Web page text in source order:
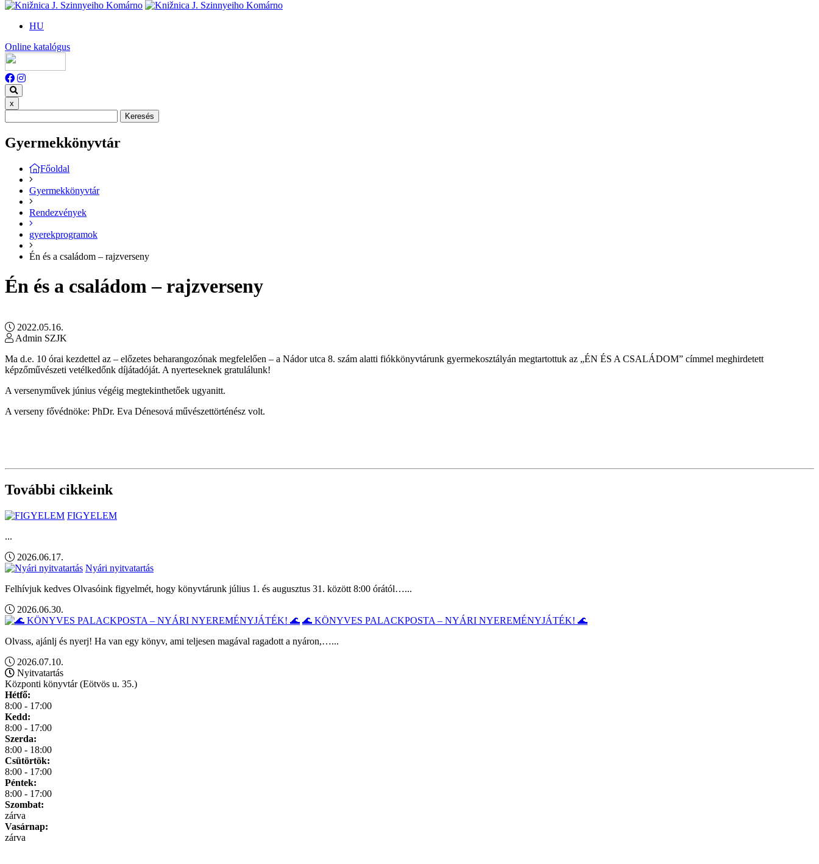
HU
Online katalógus
x
Keresés
Gyermekkönyvtár
Főoldal
Gyermekkönyvtár
Rendezvények
gyerekprogramok
Én és a családom – rajzverseny
Én és a családom – rajzverseny
2022.05.16.
Admin SZJK
Ma d.e. 10 órai kezdettel az – előzetes beharangozónak megfelelően – a Nádor utca 8. szám alatti fiókkönyvtárunk gyermekosztályán megtartottuk az „ÉN ÉS A CSALÁDOM” címmel meghirdetett
képzőművészeti vetélkedőnk díjátadóját. A nyerteseknek gratulálunk!
A versenyművek június végéig megtekinthetőek ugyanitt.
A verseny fővédnöke: PhDr. Eva Dénesová művészettörténész volt.
További cikkeink
FIGYELEM
...
2026.06.17.
Nyári nyitvatartás
Felhívjuk kedves Olvasóink figyelmét, hogy könyvtárunk július 1. és augusztus 31. között 8:00 órától…...
2026.06.30.
🌊 KÖNYVES PALACKPOSTA – NYÁRI NYEREMÉNYJÁTÉK! 🌊
Olvass, ajánlj és nyerj! Ha van egy könyv, ami teljesen magával ragadott a nyáron,…...
2026.07.10.
Nyitvatartás
Központi könyvtár (Eötvös u. 35.)
Hétfő:
8:00 - 17:00
Kedd:
8:00 - 17:00
Szerda:
8:00 - 18:00
Csütörtök:
8:00 - 17:00
Péntek:
8:00 - 17:00
Szombat:
zárva
Vasárnap:
zárva